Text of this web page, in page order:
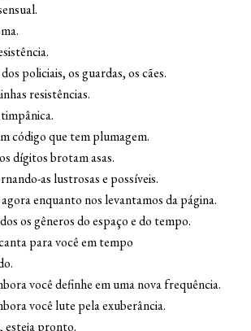
policiais, os guardas, os cães.
resistências.
código que tem plumagem.
dígitos brotam asas.
as lustrosas e possíveis.
enquanto nos levantamos da página.
os gêneros do espaço e do tempo.
para você em tempo
você definhe em uma nova frequência.
você lute pela exuberância.
esteja pronto.